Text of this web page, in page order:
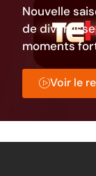
Nouvelle
de
moments
Voir le